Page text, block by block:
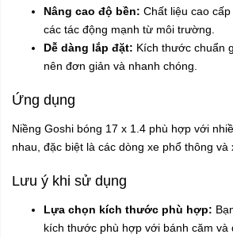
Nâng cao độ bền: Chất liệu cao
các tác động mạnh từ môi trường.
Dễ dàng lắp đặt: Kích thước chuẩn
nên đơn giản và nhanh chóng.
Ứng dụng
Niềng Goshi bóng 17 x 1.4 phù hợp với
nhau, đặc biệt là các dòng xe phổ thông và
Lưu ý khi sử dụng
Lựa chọn kích thước phù hợp:
kích thước phù hợp với bánh căm và